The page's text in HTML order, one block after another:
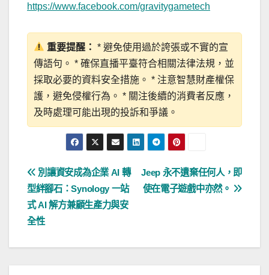
https://www.facebook.com/gravitygametech
重要提醒： * 避免使用過於誇張或不實的宣
傳語句。 * 確保直播平臺符合相關法律法規，並
採取必要的資料安全措施。 * 注意智慧財產權保
護，避免侵權行為。 * 關注後續的消費者反應，
及時處理可能出現的投訴和爭議。
文
章
導
覽
Jeep 永不遺棄任何人，即
使在電子遊戲中亦然。
別讓資安成為企業 AI 轉
型絆腳石：Synology 一站
式 AI 解方兼顧生產力與安
全性